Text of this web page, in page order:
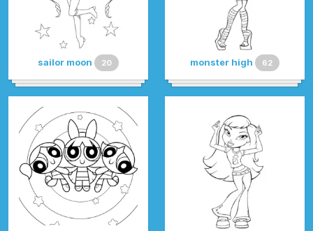
sailor moon 20 monster high 62